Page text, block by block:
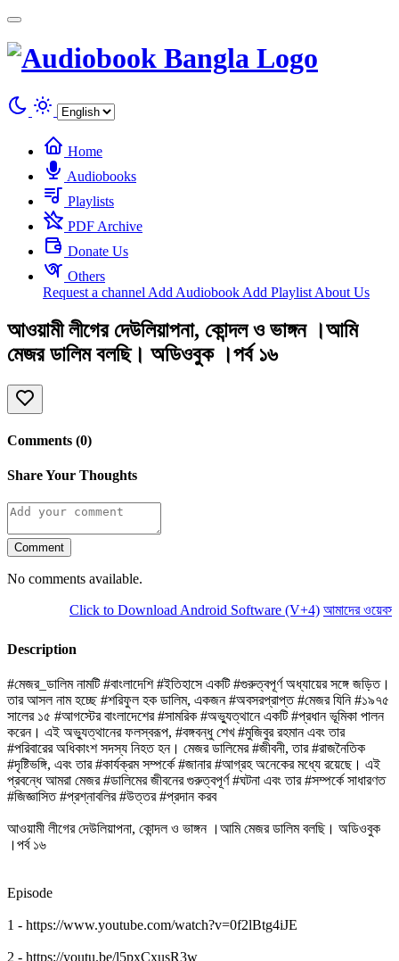
Home
Audiobooks
Playlists
PDF Archive
Donate Us
Others
Request a channel Add Audiobook Add Playlist About Us
আওয়ামী লীগের দেউলিয়াপনা, কোন্দল ও ভাঙ্গন ।আমি
মেজর ডালিম বলছি। অডিওবুক ।পর্ব ১৬
Comments (0)
Share Your Thoughts
Comment
No comments available.
Click to Download Android Software (V+4) আমাদের
Description
#মেজর_ডালিম নামটি #বাংলাদেশি #ইতিহাসে একটি #গুরুত্বপূর্ণ অধ্যায়ের সঙ্গে জড়িত।
তার আসল নাম হচ্ছে #শরিফুল হক ডালিম, একজন #অবসরপ্রাপ্ত #মেজর যিনি #১৯৭৫
সালের ১৫ #আগস্টের বাংলাদেশের #সামরিক #অভ্যুত্থানে একটি #প্রধান ভূমিকা পালন
করেন। এই অভ্যুত্থানের ফলস্বরূপ, #বঙ্গবন্ধু শেখ #মুজিবুর রহমান এবং তার
#পরিবারের অধিকাংশ সদস্য নিহত হন। মেজর ডালিমের #জীবনী, তার #রাজনৈতিক
#দৃষ্টিভঙ্গি, এবং তার #কার্যক্রম সম্পর্কে #জানার #আগ্রহ অনেকের মধ্যে রয়েছে। এই
প্রবন্ধে আমরা মেজর #ডালিমের জীবনের গুরুত্বপূর্ণ #ঘটনা এবং তার #সম্পর্কে সাধারণত
#জিজ্ঞাসিত #প্রশ্নাবলির #উত্তর #প্রদান করব
আওয়ামী লীগের দেউলিয়াপনা, কোন্দল ও ভাঙ্গন ।আমি মেজর ডালিম বলছি। অডিওবুক
।পর্ব ১৬
Episode
1 - https://www.youtube.com/watch?v=0f2lBtg4iJE
2 - https://youtu.be/l5pxCxusR3w